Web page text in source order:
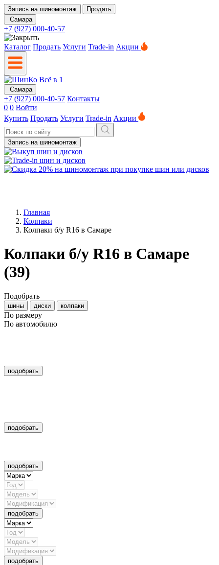
Запись на шиномонтаж
Продать
Самара
+7 (927) 000-40-57
Каталог Продать Услуги Trade-in Акции
Самара
+7 (927) 000-40-57 Контакты
0 0 Войти
Купить Продать Услуги Trade-in Акции
Запись на шиномонтаж
Главная
Колпаки
Колпаки б/у R16 в Самаре
Колпаки б/у R16 в Самаре
(39)
Подобрать
шины диски колпаки
По размеру
По автомобилю
подобрать
подобрать
подобрать
подобрать
подобрать